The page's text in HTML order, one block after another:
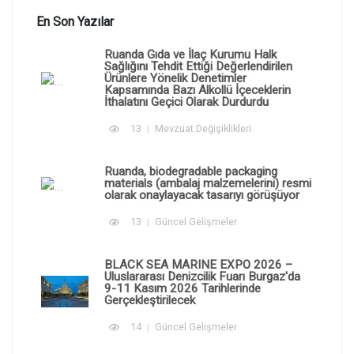
En Son Yazılar
Ruanda Gıda ve İlaç Kurumu Halk
Sağlığını Tehdit Ettiği Değerlendirilen
Ürünlere Yönelik Denetimler
Kapsamında Bazı Alkollü İçeceklerin
İthalatını Geçici Olarak Durdurdu
13 Mevzuat Değişiklikleri
Ruanda, biodegradable packaging
materials (ambalaj malzemelerini) resmi
olarak onaylayacak tasarıyı görüşüyor
13 Güncel Gelişmeler
BLACK SEA MARINE EXPO 2026 –
Uluslararası Denizcilik Fuarı Burgaz'da
9-11 Kasım 2026 Tarihlerinde
Gerçekleştirilecek
14 Güncel Gelişmeler